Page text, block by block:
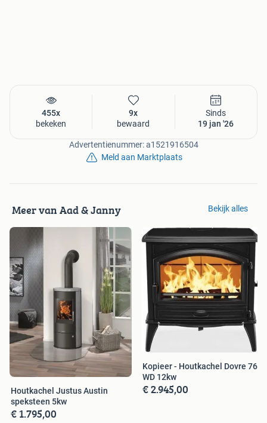
Wie ons kent zoekt niet.
Bekijk onze website en al onze advertenties
Voor de mooiste houtkachel groot of klein,
455x
bekeken
9x
bewaard
Sinds
19 jan '26
Advertentienummer: a1521916504
Meld aan Marktplaats
Meer van Aad & Janny Bekijk alles
Houtkachel Justus Austin
speksteen 5kw
€ 1.795,00
Kopieer - Houtkachel Dovre 760
WD 12kw
€ 2.945,00